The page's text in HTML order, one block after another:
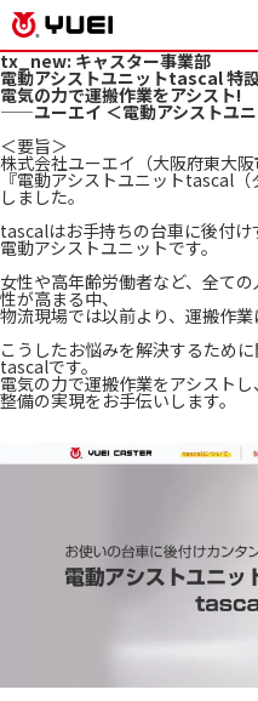
tx_new: キャスター事業部
電動アシストユニットtascal 特
電気の力で運搬作業をアシスト!
——ユーエイ ＜電動アシストユ
＜要旨＞
株式会社ユーエイ（大阪府東大
『電動アシストユニットtascal
しました。
tascalはお手持ちの台車に後付け
電動アシストユニットです。
女性や高年齢労働者など、全て
性が高まる中、
物流現場では以前より、運搬作
こうしたお悩みを解決するため
tascalです。
電気の力で運搬作業をアシスト
整備の実現をお手伝いします。